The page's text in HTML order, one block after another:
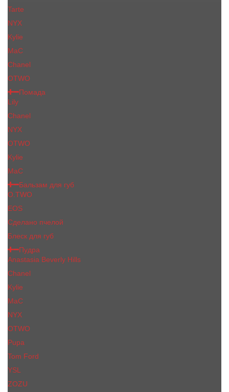
Tarte
NYX
Kylie
MaC
Сhanеl
OTWO
Помада
Lily
Chanel
NYX
OTWO
Kylie
МаС
Бальзам для губ
O.TWO
EOS
Сделано пчелой
Блеск для губ
Пудра
Anastasia Beverly Hills
Chanel
Kylie
MaC
NYX
OTWO
Pupa
Tom Ford
YSL
ZOZU